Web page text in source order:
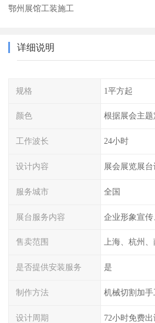
鄂州展馆工装施工
详细说明
规格 1平方起
颜色 根据展会主题
工作波长 24小时
设计内容 展会展览展
服务城市 全国
展台服务内容 企业形象宣
售卖范围 上海、杭州、
是否提供安装服务 是
制作方法 机械切割加手
设计周期 72小时免费